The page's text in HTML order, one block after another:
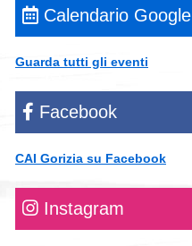
Calendario Google
Guarda tutti gli eventi
Facebook
CAI Gorizia su Facebook
Instagram